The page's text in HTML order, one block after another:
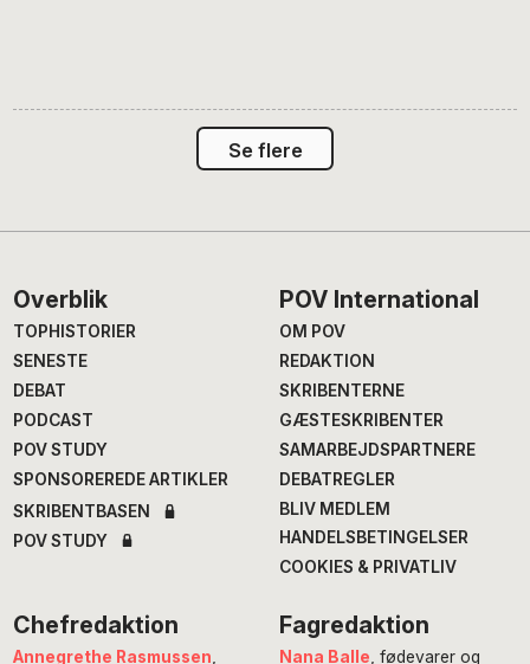
Se flere
Footer
Overblik
TOPHISTORIER
SENESTE
DEBAT
PODCAST
POV STUDY
SPONSOREREDE ARTIKLER
SKRIBENTBASEN
POV STUDY
POV International
OM POV
REDAKTION
SKRIBENTERNE
GÆSTESKRIBENTER
SAMARBEJDSPARTNERE
DEBATREGLER
BLIV MEDLEM
HANDELSBETINGELSER
COOKIES & PRIVATLIV
Chefredaktion
Annegrethe Rasmussen
Fagredaktion
Nana Balle , fødevarer og